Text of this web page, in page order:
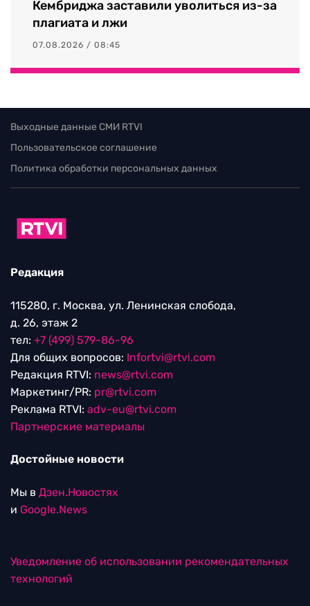
Кембриджа заставили уволиться из-за
плагиата и лжи
07.08.2026 / 08:45
Выходные данные СМИ RTVI
Пользовательское соглашение
Политика обработки персональных данных
Редакция
115280, г. Москва, ул. Ленинская слобода,
д. 26, этаж 2
тел: +7 (499) 579-86-96
Для общих вопросов: Infortvi@rtvi.com
Редакция RTVI: news@rtvi.com
Маркетинг/PR: pr@rtvi.com
Реклама RTVI: adv-eu@rtvi.com
Партнерские материалы
Достойные новости
Мы в Дзен.Новостях
и Google.News
Уведомление об использовании рекомендательных
технологий